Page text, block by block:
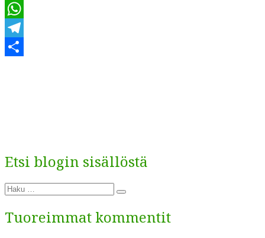
LinkedIn
WhatsApp
Telegram
Etsi blogin sisällöstä
Etsi:
Haku
Tuoreimmat kommentit